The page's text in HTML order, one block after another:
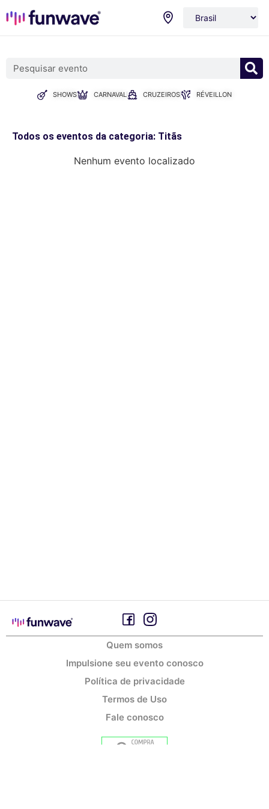
SHOWS CARNAVAL CRUZEIROS RÉVEILLON
Todos os eventos da categoria: Titãs
Nenhum evento localizado
Quem somos
Impulsione seu evento conosco
Política de privacidade
Termos de Uso
Fale conosco